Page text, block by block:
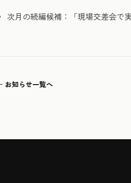
次月の続編候補：「現場交差会で
お知らせ一覧へ